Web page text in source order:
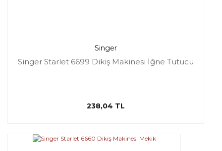
Singer
Singer Starlet 6699 Dikiş Makinesi İğne Tutucu
238,04 TL